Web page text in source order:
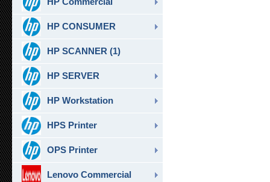
HP CONSUMER
HP SCANNER (1)
HP SERVER
HP Workstation
HPS Printer
OPS Printer
Lenovo Commercial